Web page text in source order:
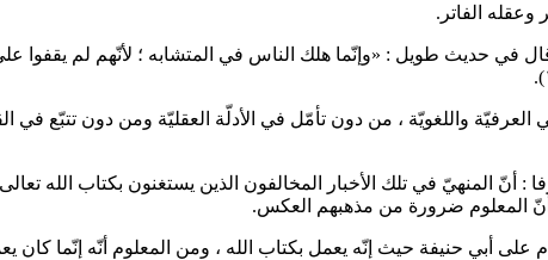
الفاتر.
في حديث طويل : «وإنّما هلك الناس في المتشابه ؛ لأنّهم لم يقفوا
.
واللغويّة ، من دون تأمّل في الأدلّة العقليّة ومن دون تتبّع في
: أنّ المنهيّ في تلك الأخبار المخالفون الذين يستغنون بكتاب الله
المعلوم ضرورة من مذهبهم العكس.
على أبي حنيفة حيث إنّه يعمل بكتاب الله ، ومن المعلوم أنّه إنّما كان